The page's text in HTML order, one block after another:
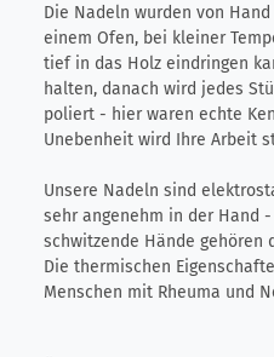
Die Nadeln wurden von
einem Ofen, bei kleiner
tief in das Holz eindringen
halten, danach wird jedes
poliert - hier waren echte
Unebenheit wird Ihre Arbeit
Unsere Nadeln sind
sehr angenehm in der Hand
schwitzende Hände gehören
Die thermischen
Menschen mit Rheuma und